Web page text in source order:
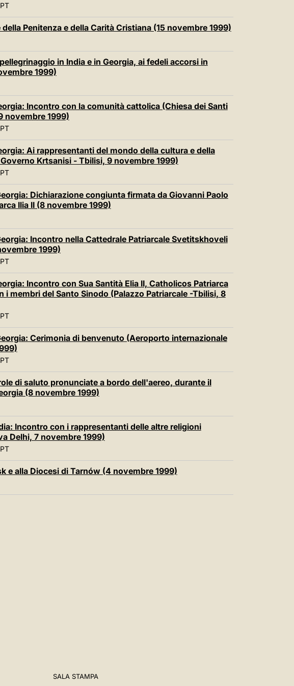
PT
Penitenza e della Carità Cristiana (15 novembre 1999)
in India e in Georgia, ai fedeli accorsi in
1999)
Incontro con la comunità cattolica (Chiesa dei Santi
novembre 1999)
PT
Ai rappresentanti del mondo della cultura e della
Krtsanisi - Tbilisi, 9 novembre 1999)
PT
Dichiarazione congiunta firmata da Giovanni Paolo
Ilia II (8 novembre 1999)
Incontro nella Cattedrale Patriarcale Svetitskhoveli
1999)
PT
Incontro con Sua Santità Elia II, Catholicos Patriarca
i membri del Santo Sinodo (Palazzo Patriarcale -Tbilisi, 8
PT
Cerimonia di benvenuto (Aeroporto internazionale
PT
di saluto pronunciate a bordo dell'aereo, durante il
(8 novembre 1999)
Incontro con i rappresentanti delle altre religioni
Delhi, 7 novembre 1999)
PT
e alla Diocesi di Tarnów (4 novembre 1999)
SALA STAMPA